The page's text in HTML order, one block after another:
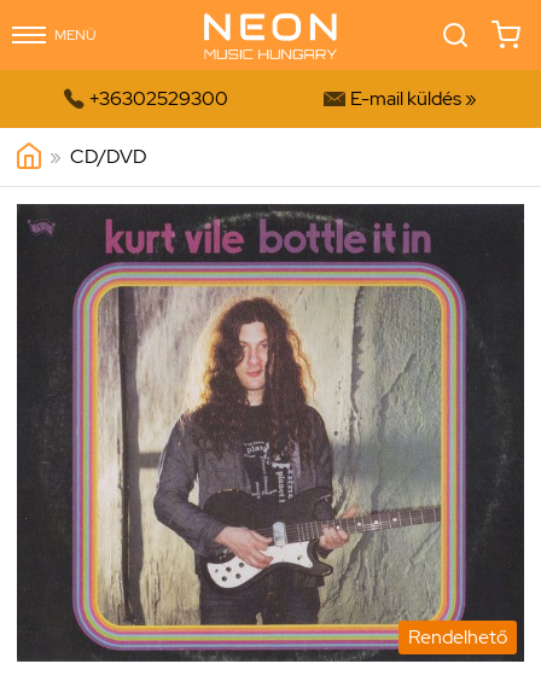
MENÜ
 +36302529300  E-mail küldés »
» CD/DVD
Rendelhető